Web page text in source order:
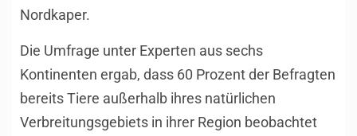
Nordkaper.
Die Umfrage unter Experten aus sechs
Kontinenten ergab, dass 60 Prozent der Befragten
bereits Tiere außerhalb ihres natürlichen
Verbreitungsgebiets in ihrer Region beobachtet